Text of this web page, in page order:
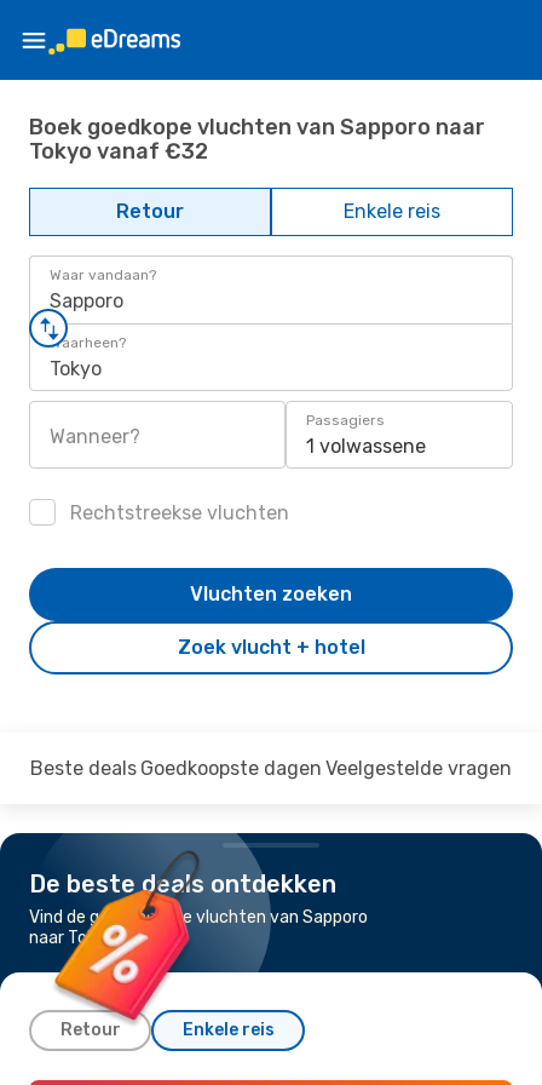
Boek goedkope vluchten van Sapporo naar
Tokyo vanaf €32
Retour Enkele reis
Waar vandaan?
Sapporo
Waarheen?
Tokyo
Wanneer?
Passagiers
1 volwassene
Rechtstreekse vluchten
Zoek vlucht + hotel
Vluchten zoeken
Beste deals Goedkoopste dagen Veelgestelde vragen
De beste deals ontdekken
Vind de goedkoopste vluchten van Sapporo
naar Tokyo
Retour Enkele reis